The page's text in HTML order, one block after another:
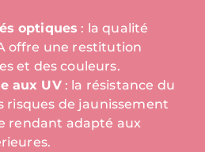
optiques : la qualité
offre une restitution
et des couleurs.
aux UV: la résistance du
risques de jaunissement
rendant adapté aux